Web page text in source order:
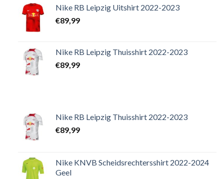
Nike RB Leipzig Uitshirt 2022-2023
€89,99
Nike RB Leipzig Thuisshirt 2022-2023
€89,99
Nike RB Leipzig Thuisshirt 2022-2023
€89,99
Nike KNVB Scheidsrechtersshirt 2022-2024
Geel